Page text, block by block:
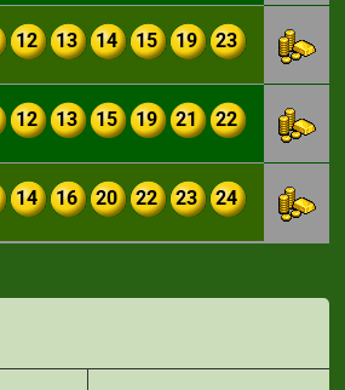
12 13 14 15 19 23
12 13 15 19 21 22
14 16 20 22 23 24